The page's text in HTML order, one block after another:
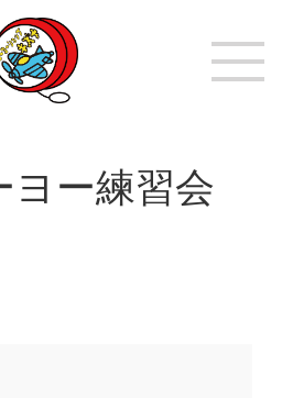
ヨー練習会